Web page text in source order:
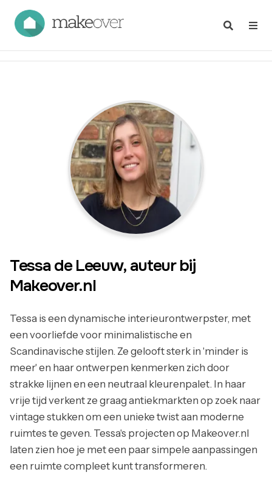
Tessa de Leeuw, auteur bij
Makeover.nl
Tessa is een dynamische interieurontwerpster, met
een voorliefde voor minimalistische en
Scandinavische stijlen. Ze gelooft sterk in 'minder is
meer' en haar ontwerpen kenmerken zich door
strakke lijnen en een neutraal kleurenpalet. In haar
vrije tijd verkent ze graag antiekmarkten op zoek naar
vintage stukken om een unieke twist aan moderne
ruimtes te geven. Tessa's projecten op Makeover.nl
laten zien hoe je met een paar simpele aanpassingen
een ruimte compleet kunt transformeren.